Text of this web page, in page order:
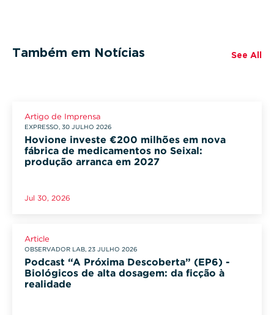
Também em Notícias See All
Artigo de Imprensa
EXPRESSO, 30 JULHO 2026
Hovione investe €200 milhões em nova
fábrica de medicamentos no Seixal:
produção arranca em 2027
Jul 30, 2026
Article
OBSERVADOR LAB, 23 JULHO 2026
Podcast “A Próxima Descoberta” (EP6) -
Biológicos de alta dosagem: da ficção à
realidade